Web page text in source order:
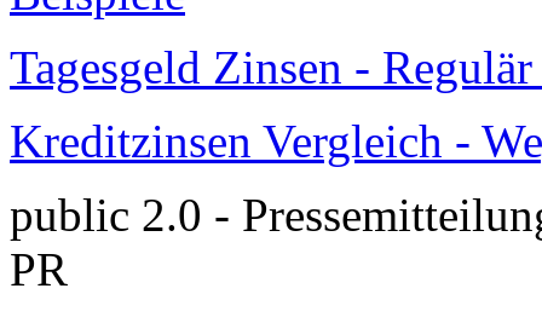
Tagesgeld Zinsen -
Kreditzinsen Vergleich -
public 2.0 -
PR